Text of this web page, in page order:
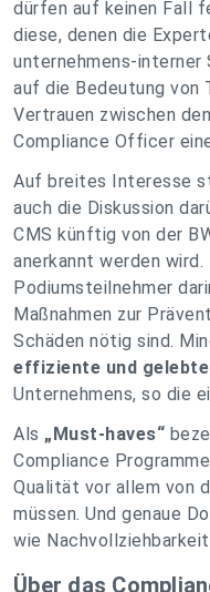
dürfen auf keinen Fall
diese, denen die
unternehmens-
auf die Bedeutung von
Vertrauen zwischen
Compliance Officer
Auf breites Interesse
auch die Diskussion
CMS künftig von der
anerkannt werden wird.
Podiumsteilnehmer
Maßnahmen zur
Schäden nötig sind.
effiziente und
Unternehmens, so die
Als „Must-haves“
Compliance
Qualität vor allem von
müssen. Und genaue
wie
Über das